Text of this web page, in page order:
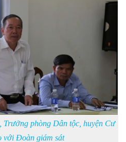
phòng Dân tộc, huyện Cư
với Đoàn giám sát